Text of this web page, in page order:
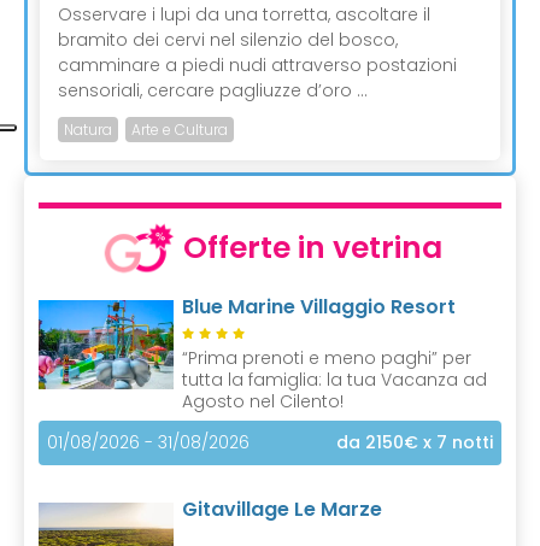
Osservare i lupi da una torretta, ascoltare il
bramito dei cervi nel silenzio del bosco,
camminare a piedi nudi attraverso postazioni
sensoriali, cercare pagliuzze d’oro ...
Natura Arte e Cultura
Offerte in vetrina
Blue Marine Villaggio Resort
“Prima prenoti e meno paghi” per
tutta la famiglia: la tua Vacanza ad
Agosto nel Cilento!
01/08/2026 - 31/08/2026
da 2150€ x 7 notti
Gitavillage Le Marze